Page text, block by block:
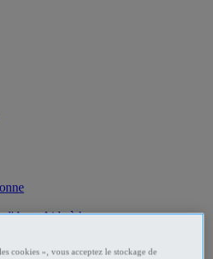
d'Azur Aide à la personne
Aide à la personne
cookies », vous acceptez le stockage de